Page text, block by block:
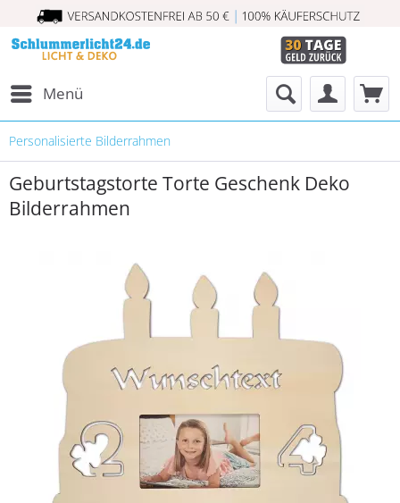
Menü
Personalisierte Bilderrahmen
Geburtstagstorte Torte Geschenk Deko
Bilderrahmen